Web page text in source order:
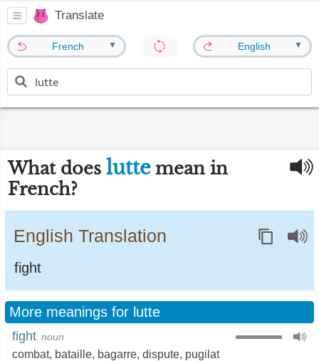
Translate
French ▼ English ▼
What does luttemean in
French?
English Translation
fight
More meanings for lutte
fight noun
combat, bataille, bagarre, dispute, pugilat